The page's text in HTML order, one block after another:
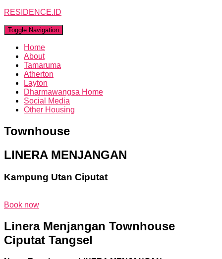
RESIDENCE.ID
Toggle Navigation
Home
About
Tamaruma
Atherton
Layton
Dharmawangsa Home
Social Media
Other Housing
Townhouse
LINERA MENJANGAN
Kampung Utan Ciputat
Book now
Linera Menjangan Townhouse
Ciputat Tangsel